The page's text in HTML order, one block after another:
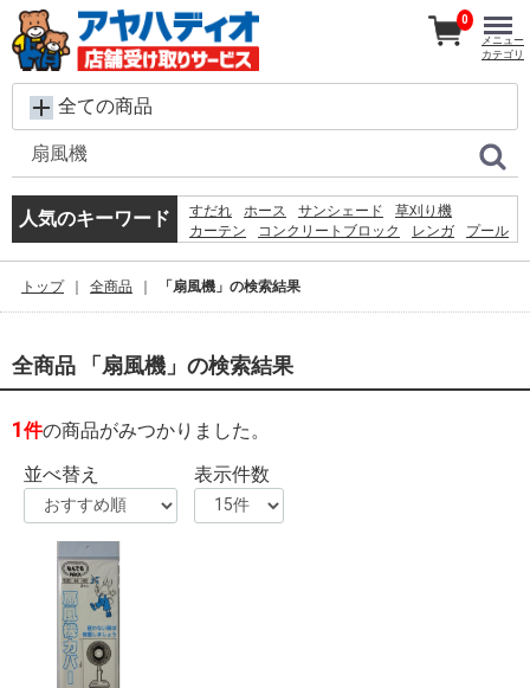
全ての商品
人気のキーワード すだれ ホース サンシェード
草刈り機
カーテン
コンクリートブロック レンガ
プール
木材
ラティス
0
メニュー
カテゴリ
トップ 全商品 「扇風機」の検索結果
全商品 「扇風機」の検索結果
1件の商品がみつかりました。
並べ替え
表示件数